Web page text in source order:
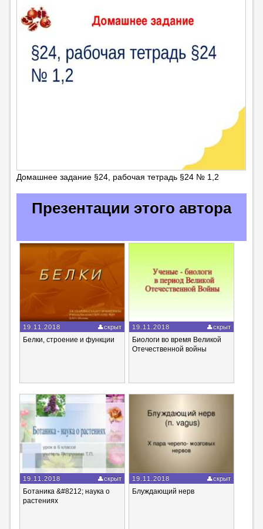
Домашнее задание §24, рабочая тетрадь §24 № 1,2
Презентации этого автора
19.11.2018 скрыт
Белки, строение и функции
19.11.2018 скрыт
Биологи во время Великой
Отечественной войны
19.11.2018 скрыт
Ботаника &#8212; наука о
растениях
19.11.2018 скрыт
Блуждающий нерв